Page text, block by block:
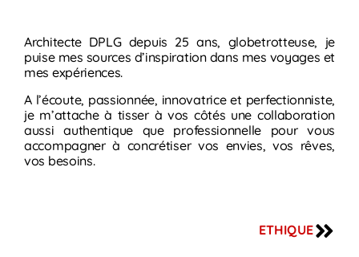
Architecte DPLG depuis 25 ans, globetrotteuse, je
puise mes sources d’inspiration dans mes voyages et
mes expériences.
A l’écoute, passionnée, innovatrice et perfectionniste,
je m’attache à tisser à vos côtés une collaboration
aussi authentique que professionnelle pour vous
accompagner à concrétiser vos envies, vos rêves,
vos besoins.
ETHIQUE